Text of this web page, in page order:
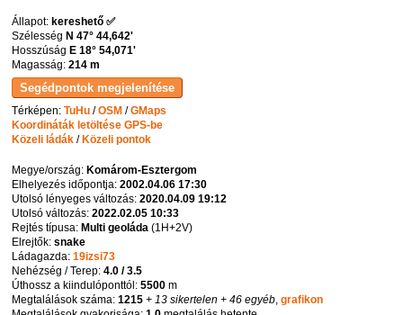
Állapot:kereshető ✅
SzélességN 47° 44,642'
HosszúságE 18° 54,071'
Magasság:214 m
Térképen:TuHu /OSM /GMaps
Koordináták letöltése GPS-be
Közeli ládák / Közeli pontok
Megye/ország: Komárom-Esztergom
Elhelyezés időpontja:2002.04.06 17:30
Utolsó lényeges változás:2020.04.09 19:12
Utolsó változás:2022.02.05 10:33
Rejtés típusa: Multi geoláda (1H+2V)
Elrejtők:snake
Ládagazda:19izsi73
Nehézség / Terep:4.0 / 3.5
Úthossz a kiindulóponttól:5500 m
Megtalálások száma:1215 + 13 sikertelen + 46 egyéb,grafikon